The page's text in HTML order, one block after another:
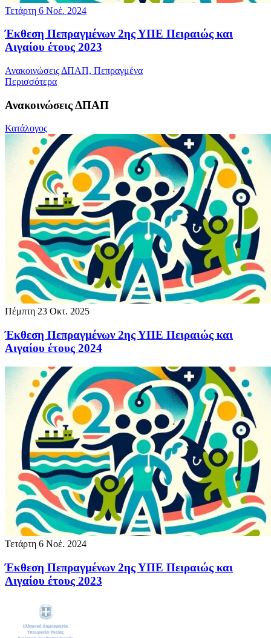
Τετάρτη 6 Νοέ. 2024
Έκθεση Πεπραγμένων 2ης ΥΠΕ Πειραιώς και
Αιγαίου έτους 2023
Ανακοινώσεις ΔΠΑΠ, Πεπραγμένα
Περισσότερα
Ανακοινώσεις ΔΠΑΠ
Κατάλογος
Πέμπτη 23 Οκτ. 2025
Έκθεση Πεπραγμένων 2ης ΥΠΕ Πειραιώς και
Αιγαίου έτους 2024
Τετάρτη 6 Νοέ. 2024
Έκθεση Πεπραγμένων 2ης ΥΠΕ Πειραιώς και
Αιγαίου έτους 2023